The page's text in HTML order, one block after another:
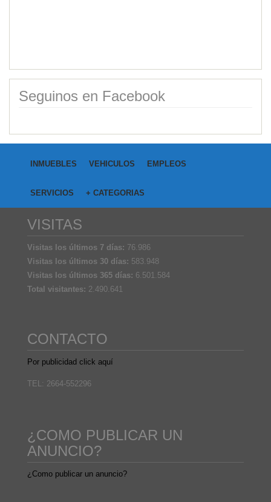
Seguinos en Facebook
INMUEBLES VEHICULOS EMPLEOS
SERVICIOS + CATEGORIAS
VISITAS
Visitas los últimos 7 días: 76.986
Visitas los últimos 30 días: 583.948
Visitas los últimos 365 días: 6.501.584
Total visitantes: 2.490.641
CONTACTO
Por publicidad click aquí
TEL: 2664-552296
¿COMO PUBLICAR UN
ANUNCIO?
¿Como publicar un anuncio?